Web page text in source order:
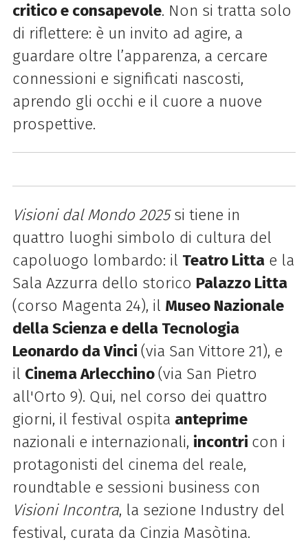
critico e consapevole. Non si tratta solo
di riflettere: è un invito ad agire, a
guardare oltre l’apparenza, a cercare
connessioni e significati nascosti,
aprendo gli occhi e il cuore a nuove
prospettive.
Visioni dal Mondo 2025si tiene in
quattro luoghi simbolo di cultura del
capoluogo lombardo: il Teatro Littae la
Sala Azzurra dello storico Palazzo Litta
(corso Magenta 24), il Museo Nazionale
della Scienza e della Tecnologia
Leonardo da Vinci (via San Vittore 21), e
il Cinema Arlecchino(via San Pietro
all'Orto 9). Qui, nel corso dei quattro
giorni, il festival ospita anteprime
nazionali e internazionali, incontri con i
protagonisti del cinema del reale,
roundtable e sessioni business con
Visioni Incontra, la sezione Industry del
festival, curata da Cinzia Masòtina.